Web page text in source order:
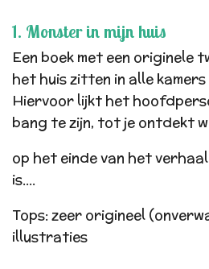
1. Monster in mijn huis
Een boek met een originele
het huis zitten in alle
Hiervoor lijkt het
bang te zijn, tot je ontdekt
op het einde van het
is....
Tops: zeer origineel
illustraties